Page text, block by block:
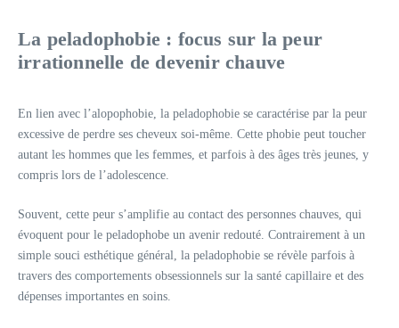
La peladophobie : focus sur la peur
irrationnelle de devenir chauve
En lien avec l’alopophobie, la peladophobie se caractérise par la peur
excessive de perdre ses cheveux soi-même. Cette phobie peut toucher
autant les hommes que les femmes, et parfois à des âges très jeunes, y
compris lors de l’adolescence.
Souvent, cette peur s’amplifie au contact des personnes chauves, qui
évoquent pour le peladophobe un avenir redouté. Contrairement à un
simple souci esthétique général, la peladophobie se révèle parfois à
travers des comportements obsessionnels sur la santé capillaire et des
dépenses importantes en soins.